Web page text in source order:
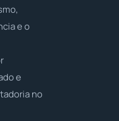
e o
e
no